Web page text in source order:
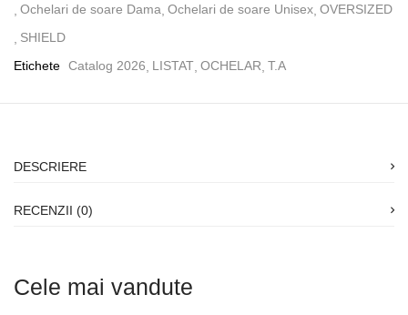
Ochelari de soare Dama Ochelari de soare Unisex OVERSIZED
SHIELD
Etichete Catalog 2026 LISTAT OCHELAR T.A
DESCRIERE
RECENZII (0)
Cele mai vandute